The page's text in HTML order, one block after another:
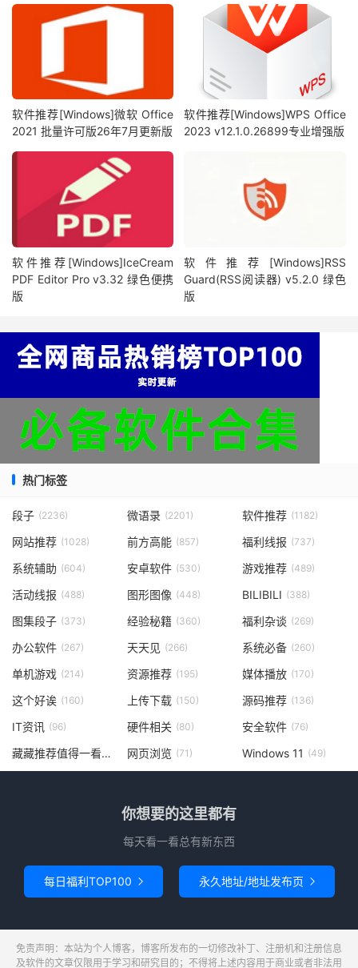
软件推荐[Windows]微软 Office
2021 批量许可版26年7月更新版
软件推荐[Windows]WPS Office
2023 v12.1.0.26899专业增强版
软件推荐[Windows]IceCream
PDF Editor Pro v3.32 绿色便携
版
软件推荐[Windows]RSS
Guard(RSS阅读器) v5.2.0 绿色
版
热门标签
段子 (2236) 微语录 (2201) 软件推荐 (1182)
网站推荐 (1028) 前方高能 (857) 福利线报 (737)
系统辅助 (604) 安卓软件 (530) 游戏推荐 (489)
活动线报 (488) 图形图像 (448) BILIBILI (388)
图集段子 (373) 经验秘籍 (360) 福利杂谈 (269)
办公软件 (267) 天天见 (266) 系统必备 (260)
单机游戏 (214) 资源推荐 (195) 媒体播放 (170)
这个好诶 (160) 上传下载 (150) 源码推荐 (136)
IT资讯 (96) 硬件相关 (80) 安全软件 (76)
藏藏推荐值得一看 网页浏览 (71) Windows 11 (49)
你想要的这里都有
每天看一看总有新东西
每日福利TOP100  永久地址/地址发布页 
免责声明：本站为个人博客，博客所发布的一切修改补丁、注册机和注册信息
及软件的文章仅限用于学习和研究目的；不得将上述内容用于商业或者非法用